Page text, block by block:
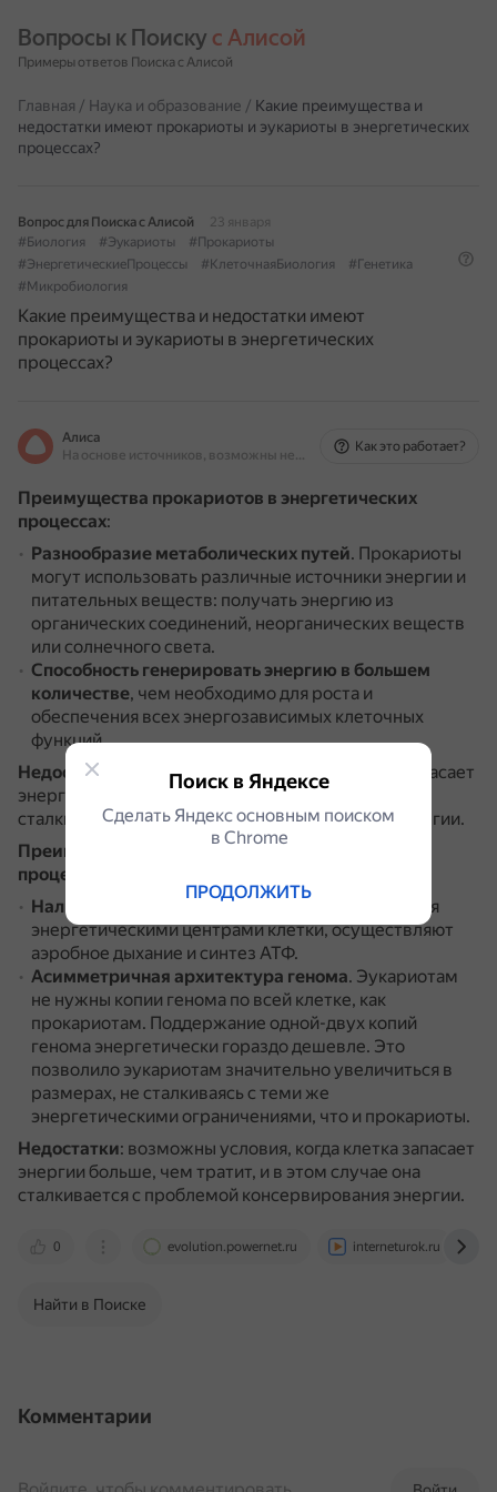
Вопросы к Поиску с Алисой
Примеры ответов Поиска с Алисой
Главная / Наука и образование / Какие преимущества и
недостатки имеют прокариоты и эукариоты в энергетических
процессах?
Вопрос для Поиска с Алисой
23 января
#Биология
#Эукариоты
#Прокариоты
#ЭнергетическиеПроцессы
#КлеточнаяБиология
#Генетика
#Микробиология
Какие преимущества и недостатки имеют
прокариоты и эукариоты в энергетических
процессах?
Алиса
На основе источников, возможны неточности
Как это работает?
Преимущества прокариотов в энергетических
процессах:
Разнообразие метаболических путей. Прокариоты
могут использовать различные источники энергии и
питательных веществ: получать энергию из
органических соединений, неорганических веществ
или солнечного света.
Способность генерировать энергию в большем
количестве, чем необходимо для роста и
обеспечения всех энергозависимых клеточных
функций.
Недостатки
: возможны условия, когда клетка запасает
энергии больше, чем тратит, и в этом случае она
сталкивается с проблемой консервирования энергии.
Преимущества эукариотов в энергетических
процессах
Наличие митохондрий . Эти органеллы являются
энергетическими центрами клетки, осуществляют
аэробное дыхание и синтез АТФ.
Асимметричная архитектура генома. Эукариотам
не нужны копии генома по всей клетке, как
прокариотам. Поддержание одной-двух копий
генома энергетически гораздо дешевле. Это
позволило эукариотам значительно увеличиться в
размерах, не сталкиваясь с теми же
энергетическими ограничениями, что и прокариоты.
Недостатки: возможны условия, когда клетка запасает
энергии больше, чем тратит, и в этом случае она
сталкивается с проблемой консервирования энергии.
0 evolution.powernet.ru interneturok.ru
Найти в Поиске
Комментарии
Поиск в Яндексе
Сделать Яндекс основным поиском
в Сhrome
ПРОДОЛЖИТЬ